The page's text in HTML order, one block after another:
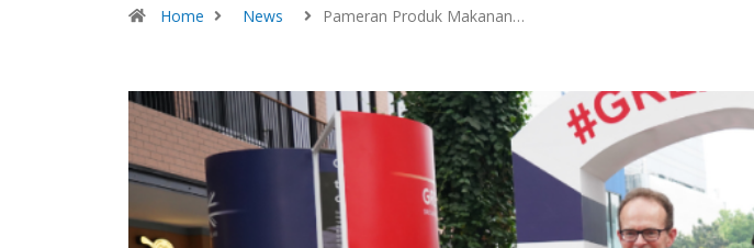
Home News Pameran Produk Makanan…